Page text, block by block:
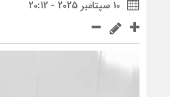
10 سپتامبر 2025 - 20:12